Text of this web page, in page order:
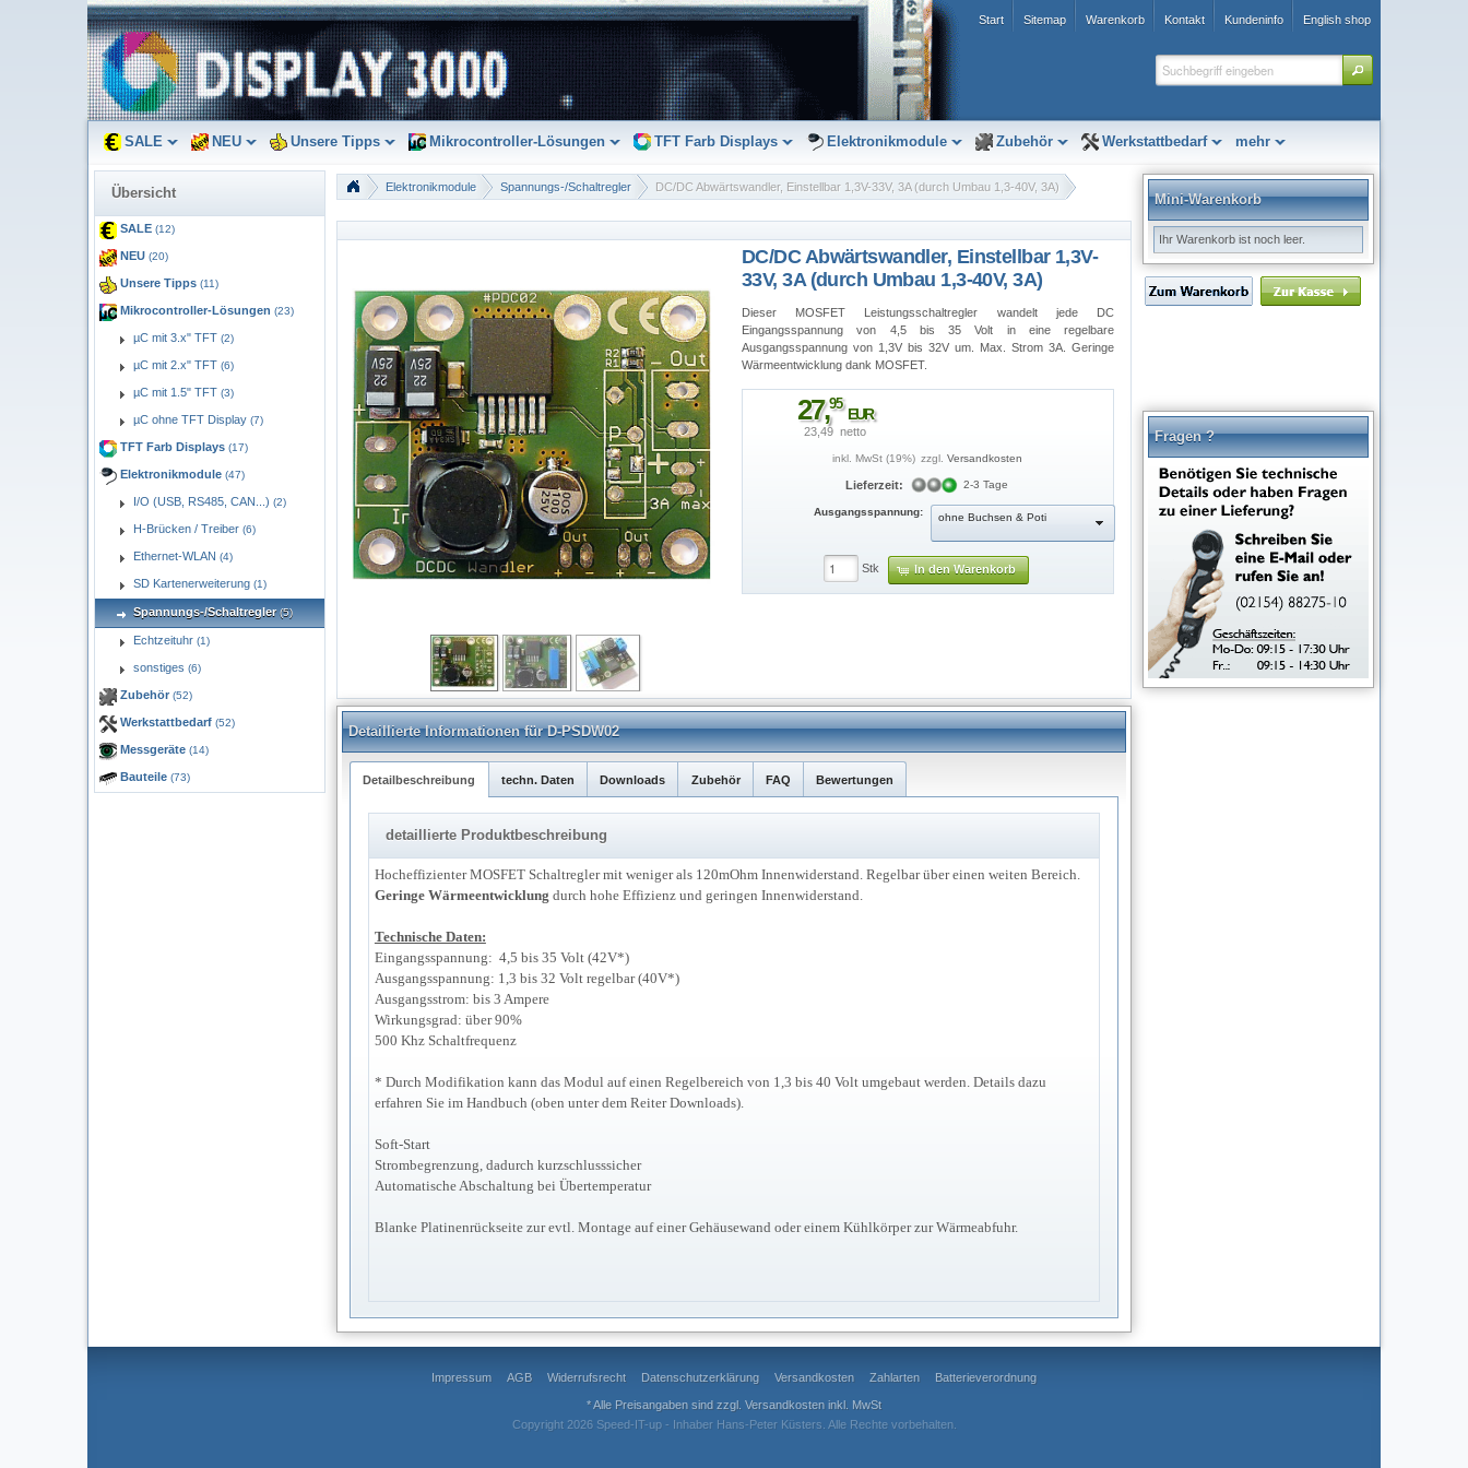
Start Sitemap Warenkorb Kontakt Kundeninfo English shop
SALE NEU Unsere Tipps Mikrocontroller-Lösungen TFT Farb Displays Elektronikmodule Zubehör Werkstattbedarf mehr
Übersicht
SALE (12)
NEU (20)
Unsere Tipps (11)
Mikrocontroller-Lösungen (23)
µC mit 3.x" TFT (2)
µC mit 2.x" TFT (6)
µC mit 1.5" TFT (3)
µC ohne TFT Display (7)
TFT Farb Displays (17)
Elektronikmodule (47)
I/O (USB, RS485, CAN...) (2)
H-Brücken / Treiber (6)
Ethernet-WLAN (4)
SD Kartenerweiterung (1)
Spannungs-/Schaltregler(5)
Echtzeituhr (1)
sonstiges (6)
Zubehör (52)
Werkstattbedarf (52)
Messgeräte (14)
Bauteile (73)
Mini-Warenkorb
Ihr Warenkorb ist noch leer.
Fragen ?
Elektronikmodule Spannungs-/Schaltregler DC/DC Abwärtswandler, Einstellbar 1,3V-33V, 3A (durch Umbau 1,3-40V, 3A)
DC/DC Abwärtswandler, Einstellbar 1,3V-
33V, 3A (durch Umbau 1,3-40V, 3A)
Dieser MOSFET Leistungsschaltregler wandelt jede DC
Eingangsspannung von 4,5 bis 35 Volt in eine regelbare
Ausgangsspannung von 1,3V bis 32V um. Max. Strom 3A. Geringe
Wärmeentwicklung dank MOSFET.
27,95
EUR
23,49  netto
inkl. MwSt (19%) zzgl. Versandkosten
Lieferzeit: 2-3 Tage
Ausgangsspannung: ohne Buchsen & Poti
Stk In den Warenkorb
Detaillierte Informationen für D-PSDW02
Detailbeschreibung techn. Daten Downloads Zubehör FAQ Bewertungen
detaillierte Produktbeschreibung
Hocheffizienter MOSFET Schaltregler mit weniger als 120mOhm Innenwiderstand. Regelbar über einen weiten Bereich.
Geringe Wärmeentwicklung durch hohe Effizienz und geringen Innenwiderstand.
Technische Daten:
Eingangsspannung: 4,5 bis 35 Volt (42V*)
Ausgangsspannung: 1,3 bis 32 Volt regelbar (40V*)
Ausgangsstrom: bis 3 Ampere
Wirkungsgrad: über 90%
500 Khz Schaltfrequenz
* Durch Modifikation kann das Modul auf einen Regelbereich von 1,3 bis 40 Volt umgebaut werden. Details dazu
erfahren Sie im Handbuch (oben unter dem Reiter Downloads).
Soft-Start
Strombegrenzung, dadurch kurzschlusssicher
Automatische Abschaltung bei Übertemperatur
Blanke Platinenrückseite zur evtl. Montage auf einer Gehäusewand oder einem Kühlkörper zur Wärmeabfuhr.
Impressum AGB Widerrufsrecht Datenschutzerklärung Versandkosten Zahlarten Batterieverordnung
* Alle Preisangaben sind zzgl. Versandkosten inkl. MwSt
Copyright 2026 Speed-IT-up - Inhaber Hans-Peter Küsters. Alle Rechte vorbehalten.